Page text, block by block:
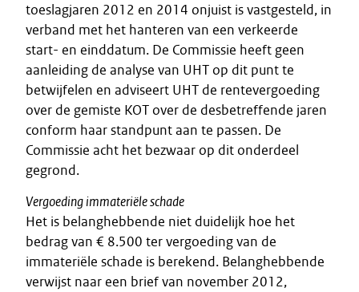
toeslagjaren 2012 en 2014 onjuist is vastgesteld, in
verband met het hanteren van een verkeerde
start- en einddatum. De Commissie heeft geen
aanleiding de analyse van UHT op dit punt te
betwijfelen en adviseert UHT de rentevergoeding
over de gemiste KOT over de desbetreffende jaren
conform haar standpunt aan te passen. De
Commissie acht het bezwaar op dit onderdeel
gegrond.
Vergoeding immateriële schade
Het is belanghebbende niet duidelijk hoe het
bedrag van € 8.500 ter vergoeding van de
immateriële schade is berekend. Belanghebbende
verwijst naar een brief van november 2012,